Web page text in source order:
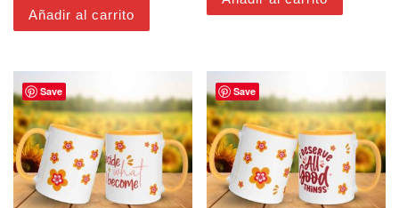
Añadir al carrito
Save Save